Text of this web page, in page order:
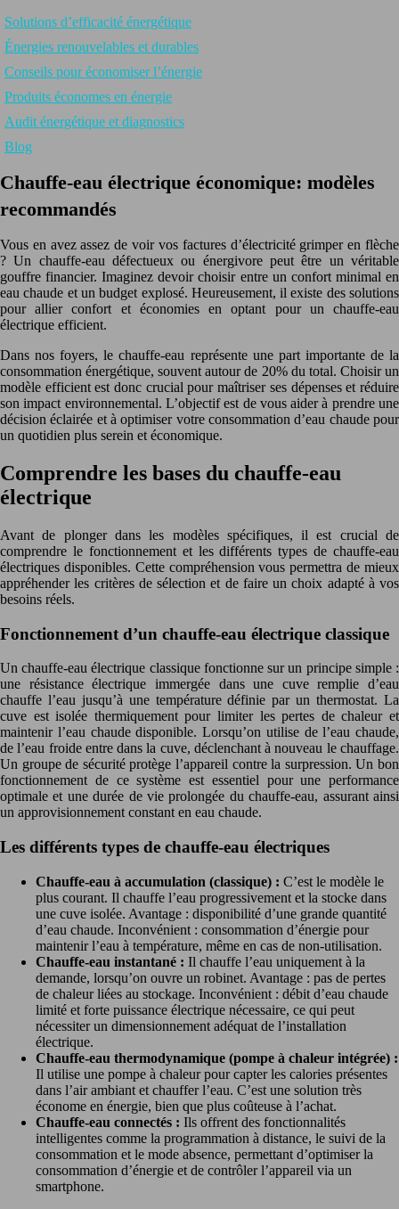
Solutions d’efficacité énergétique
Énergies renouvelables et durables
Conseils pour économiser l’énergie
Produits économes en énergie
Audit énergétique et diagnostics
Blog
Chauffe-eau électrique économique: modèles
recommandés
Vous en avez assez de voir vos factures d’électricité grimper en flèche
? Un chauffe-eau défectueux ou énergivore peut être un véritable
gouffre financier. Imaginez devoir choisir entre un confort minimal en
eau chaude et un budget explosé. Heureusement, il existe des solutions
pour allier confort et économies en optant pour un chauffe-eau
électrique efficient.
Dans nos foyers, le chauffe-eau représente une part importante de la
consommation énergétique, souvent autour de 20% du total. Choisir un
modèle efficient est donc crucial pour maîtriser ses dépenses et réduire
son impact environnemental. L’objectif est de vous aider à prendre une
décision éclairée et à optimiser votre consommation d’eau chaude pour
un quotidien plus serein et économique.
Comprendre les bases du chauffe-eau
électrique
Avant de plonger dans les modèles spécifiques, il est crucial de
comprendre le fonctionnement et les différents types de chauffe-eau
électriques disponibles. Cette compréhension vous permettra de mieux
appréhender les critères de sélection et de faire un choix adapté à vos
besoins réels.
Fonctionnement d’un chauffe-eau électrique classique
Un chauffe-eau électrique classique fonctionne sur un principe simple :
une résistance électrique immergée dans une cuve remplie d’eau
chauffe l’eau jusqu’à une température définie par un thermostat. La
cuve est isolée thermiquement pour limiter les pertes de chaleur et
maintenir l’eau chaude disponible. Lorsqu’on utilise de l’eau chaude,
de l’eau froide entre dans la cuve, déclenchant à nouveau le chauffage.
Un groupe de sécurité protège l’appareil contre la surpression. Un bon
fonctionnement de ce système est essentiel pour une performance
optimale et une durée de vie prolongée du chauffe-eau, assurant ainsi
un approvisionnement constant en eau chaude.
Les différents types de chauffe-eau électriques
Chauffe-eau à accumulation (classique) : C’est le modèle le
plus courant. Il chauffe l’eau progressivement et la stocke dans
une cuve isolée. Avantage : disponibilité d’une grande quantité
d’eau chaude. Inconvénient : consommation d’énergie pour
maintenir l’eau à température, même en cas de non-utilisation.
Chauffe-eau instantané : Il chauffe l’eau uniquement à la
demande, lorsqu’on ouvre un robinet. Avantage : pas de pertes
de chaleur liées au stockage. Inconvénient : débit d’eau chaude
limité et forte puissance électrique nécessaire, ce qui peut
nécessiter un dimensionnement adéquat de l’installation
électrique.
Chauffe-eau thermodynamique (pompe à chaleur intégrée) :
Il utilise une pompe à chaleur pour capter les calories présentes
dans l’air ambiant et chauffer l’eau. C’est une solution très
économe en énergie, bien que plus coûteuse à l’achat.
Chauffe-eau connectés : Ils offrent des fonctionnalités
intelligentes comme la programmation à distance, le suivi de la
consommation et le mode absence, permettant d’optimiser la
consommation d’énergie et de contrôler l’appareil via un
smartphone.